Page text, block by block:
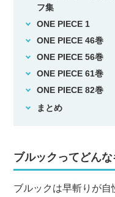
フ集
ONE PIECE 1
ONE PIECE 46巻
ONE PIECE 56巻
ONE PIECE 61巻
ONE PIECE 82巻
まとめ
ブルックってどん
ブルックは早斬りが